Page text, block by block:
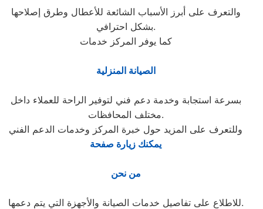
والتعرف على أبرز الأسباب الشائعة للأعطال وطرق إصلاحها
بشكل احترافي.
كما يوفر المركز خدمات
الصيانة المنزلية
بسرعة استجابة وخدمة دعم فني لتوفير الراحة للعملاء داخل
مختلف المحافظات.
وللتعرف على المزيد حول خبرة المركز وخدمات الدعم الفني
يمكنك زيارة صفحة
من نحن
للاطلاع على تفاصيل خدمات الصيانة والأجهزة التي يتم دعمها.